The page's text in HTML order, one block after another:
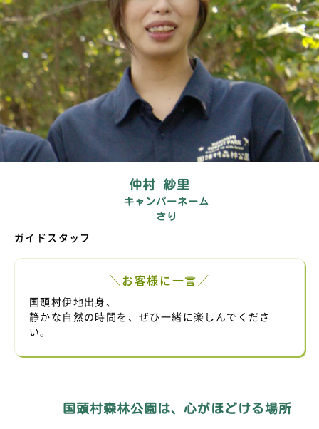
仲村 紗里
キャンパーネーム
さり
ガイドスタッフ
＼お客様に一言／
国頭村伊地出身、
静かな自然の時間を、ぜひ一緒に楽しんでくださ
い。
国頭村森林公園は、心がほどける場所